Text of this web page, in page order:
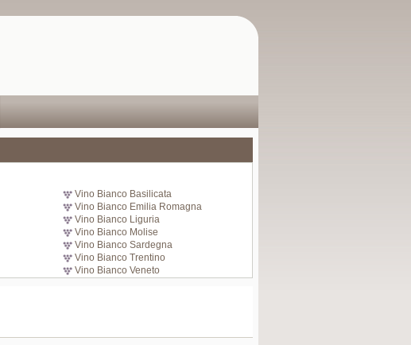
Vino Bianco Basilicata
Vino Bianco Emilia Romagna
Vino Bianco Liguria
Vino Bianco Molise
Vino Bianco Sardegna
Vino Bianco Trentino
Vino Bianco Veneto